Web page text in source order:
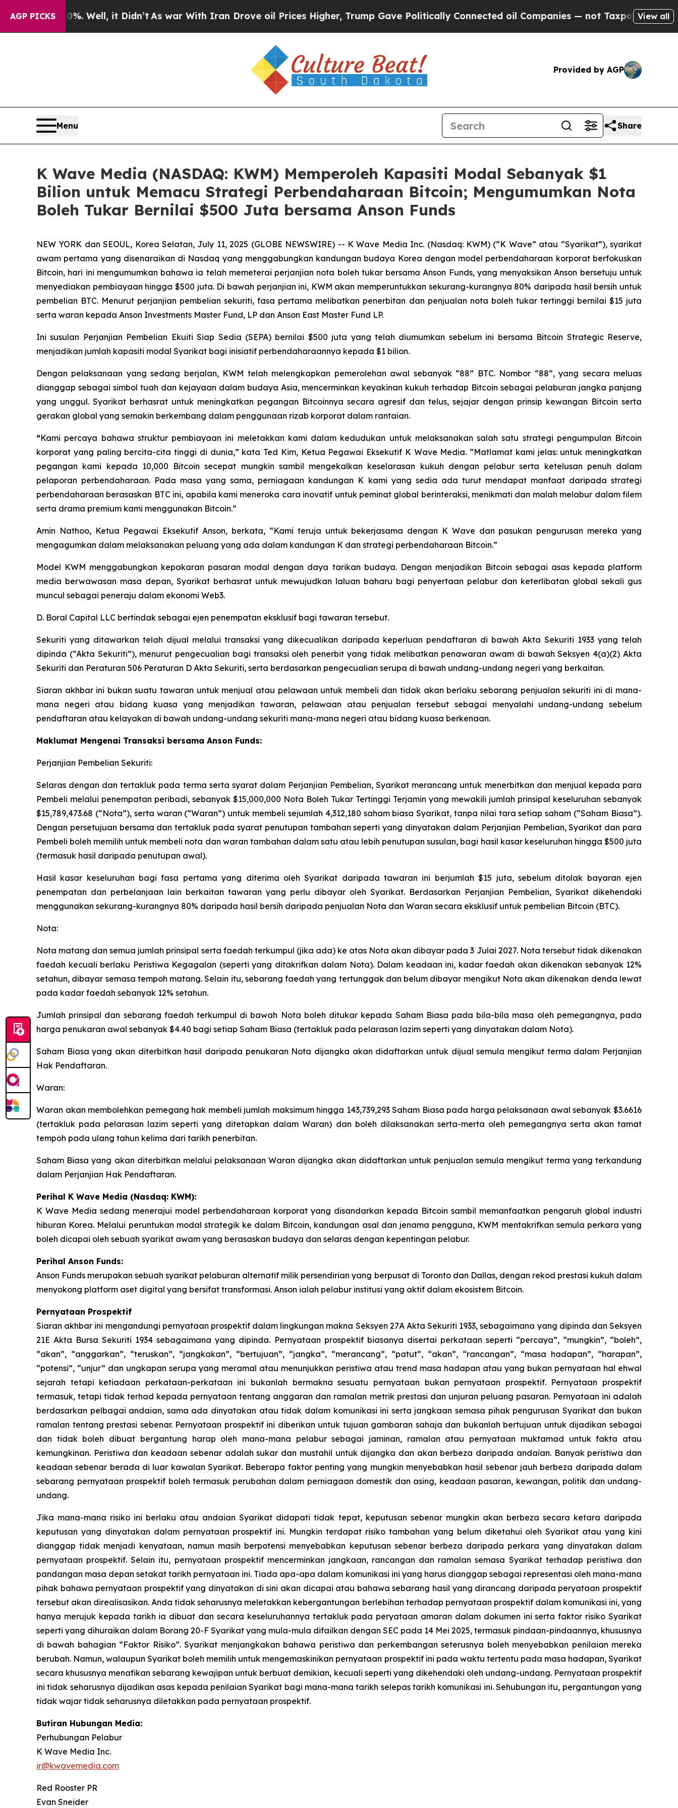
AGP PICKS
40%. Well, it Didn’tAs war With Iran Drove oil Prices Higher, Trump Gave Politically Connected oil Companies — not Taxpayers — the Chance
View all
Provided by AGP
Menu Share
K Wave Media (NASDAQ: KWM) Memperoleh Kapasiti Modal Sebanyak $1
Bilion untuk Memacu Strategi Perbendaharaan Bitcoin; Mengumumkan Nota
Boleh Tukar Bernilai $500 Juta bersama Anson Funds
NEW YORK dan SEOUL, Korea Selatan, July 11, 2025 (GLOBE NEWSWIRE) -- K Wave Media Inc. (Nasdaq: KWM) (“K Wave” atau “Syarikat”), syarikat
awam pertama yang disenaraikan di Nasdaq yang menggabungkan kandungan budaya Korea dengan model perbendaharaan korporat berfokuskan
Bitcoin, hari ini mengumumkan bahawa ia telah memeterai perjanjian nota boleh tukar bersama Anson Funds, yang menyaksikan Anson bersetuju untuk
menyediakan pembiayaan hingga $500 juta. Di bawah perjanjian ini, KWM akan memperuntukkan sekurang-kurangnya 80% daripada hasil bersih untuk
pembelian BTC. Menurut perjanjian pembelian sekuriti, fasa pertama melibatkan penerbitan dan penjualan nota boleh tukar tertinggi bernilai $15 juta
serta waran kepada Anson Investments Master Fund, LP dan Anson East Master Fund LP.
Ini susulan Perjanjian Pembelian Ekuiti Siap Sedia (SEPA) bernilai $500 juta yang telah diumumkan sebelum ini bersama Bitcoin Strategic Reserve,
menjadikan jumlah kapasiti modal Syarikat bagi inisiatif perbendaharaannya kepada $1 bilion.
Dengan pelaksanaan yang sedang berjalan, KWM telah melengkapkan pemerolehan awal sebanyak “88” BTC. Nombor “88”, yang secara meluas
dianggap sebagai simbol tuah dan kejayaan dalam budaya Asia, mencerminkan keyakinan kukuh terhadap Bitcoin sebagai pelaburan jangka panjang
yang unggul. Syarikat berhasrat untuk meningkatkan pegangan Bitcoinnya secara agresif dan telus, sejajar dengan prinsip kewangan Bitcoin serta
gerakan global yang semakin berkembang dalam penggunaan rizab korporat dalam rantaian.
“Kami percaya bahawa struktur pembiayaan ini meletakkan kami dalam kedudukan untuk melaksanakan salah satu strategi pengumpulan Bitcoin
korporat yang paling bercita-cita tinggi di dunia,” kata Ted Kim, Ketua Pegawai Eksekutif K Wave Media. “Matlamat kami jelas: untuk meningkatkan
pegangan kami kepada 10,000 Bitcoin secepat mungkin sambil mengekalkan keselarasan kukuh dengan pelabur serta ketelusan penuh dalam
pelaporan perbendaharaan. Pada masa yang sama, perniagaan kandungan K kami yang sedia ada turut mendapat manfaat daripada strategi
perbendaharaan berasaskan BTC ini, apabila kami meneroka cara inovatif untuk peminat global berinteraksi, menikmati dan malah melabur dalam filem
serta drama premium kami menggunakan Bitcoin.”
Amin Nathoo, Ketua Pegawai Eksekutif Anson, berkata, “Kami teruja untuk bekerjasama dengan K Wave dan pasukan pengurusan mereka yang
mengagumkan dalam melaksanakan peluang yang ada dalam kandungan K dan strategi perbendaharaan Bitcoin.”
Model KWM menggabungkan kepakaran pasaran modal dengan daya tarikan budaya. Dengan menjadikan Bitcoin sebagai asas kepada platform
media berwawasan masa depan, Syarikat berhasrat untuk mewujudkan laluan baharu bagi penyertaan pelabur dan keterlibatan global sekali gus
muncul sebagai peneraju dalam ekonomi Web3.
D. Boral Capital LLC bertindak sebagai ejen penempatan eksklusif bagi tawaran tersebut.
Sekuriti yang ditawarkan telah dijual melalui transaksi yang dikecualikan daripada keperluan pendaftaran di bawah Akta Sekuriti 1933 yang telah
dipinda (“Akta Sekuriti”), menurut pengecualian bagi transaksi oleh penerbit yang tidak melibatkan penawaran awam di bawah Seksyen 4(a)(2) Akta
Sekuriti dan Peraturan 506 Peraturan D Akta Sekuriti, serta berdasarkan pengecualian serupa di bawah undang-undang negeri yang berkaitan.
Siaran akhbar ini bukan suatu tawaran untuk menjual atau pelawaan untuk membeli dan tidak akan berlaku sebarang penjualan sekuriti ini di mana-
mana negeri atau bidang kuasa yang menjadikan tawaran, pelawaan atau penjualan tersebut sebagai menyalahi undang-undang sebelum
pendaftaran atau kelayakan di bawah undang-undang sekuriti mana-mana negeri atau bidang kuasa berkenaan.
Maklumat Mengenai Transaksi bersama Anson Funds:
Perjanjian Pembelian Sekuriti:
Selaras dengan dan tertakluk pada terma serta syarat dalam Perjanjian Pembelian, Syarikat merancang untuk menerbitkan dan menjual kepada para
Pembeli melalui penempatan peribadi, sebanyak $15,000,000 Nota Boleh Tukar Tertinggi Terjamin yang mewakili jumlah prinsipal keseluruhan sebanyak
$15,789,473.68 (“Nota”), serta waran (“Waran”) untuk membeli sejumlah 4,312,180 saham biasa Syarikat, tanpa nilai tara setiap saham (“Saham Biasa”).
Dengan persetujuan bersama dan tertakluk pada syarat penutupan tambahan seperti yang dinyatakan dalam Perjanjian Pembelian, Syarikat dan para
Pembeli boleh memilih untuk membeli nota dan waran tambahan dalam satu atau lebih penutupan susulan, bagi hasil kasar keseluruhan hingga $500 juta
(termasuk hasil daripada penutupan awal).
Hasil kasar keseluruhan bagi fasa pertama yang diterima oleh Syarikat daripada tawaran ini berjumlah $15 juta, sebelum ditolak bayaran ejen
penempatan dan perbelanjaan lain berkaitan tawaran yang perlu dibayar oleh Syarikat. Berdasarkan Perjanjian Pembelian, Syarikat dikehendaki
menggunakan sekurang-kurangnya 80% daripada hasil bersih daripada penjualan Nota dan Waran secara eksklusif untuk pembelian Bitcoin (BTC).
Nota:
Nota matang dan semua jumlah prinsipal serta faedah terkumpul (jika ada) ke atas Nota akan dibayar pada 3 Julai 2027. Nota tersebut tidak dikenakan
faedah kecuali berlaku Peristiwa Kegagalan (seperti yang ditakrifkan dalam Nota). Dalam keadaan ini, kadar faedah akan dikenakan sebanyak 12%
setahun, dibayar semasa tempoh matang. Selain itu, sebarang faedah yang tertunggak dan belum dibayar mengikut Nota akan dikenakan denda lewat
pada kadar faedah sebanyak 12% setahun.
Jumlah prinsipal dan sebarang faedah terkumpul di bawah Nota boleh ditukar kepada Saham Biasa pada bila-bila masa oleh pemegangnya, pada
harga penukaran awal sebanyak $4.40 bagi setiap Saham Biasa (tertakluk pada pelarasan lazim seperti yang dinyatakan dalam Nota).
Saham Biasa yang akan diterbitkan hasil daripada penukaran Nota dijangka akan didaftarkan untuk dijual semula mengikut terma dalam Perjanjian
Hak Pendaftaran.
Waran:
Waran akan membolehkan pemegang hak membeli jumlah maksimum hingga 143,739,293 Saham Biasa pada harga pelaksanaan awal sebanyak $3.6616
(tertakluk pada pelarasan lazim seperti yang ditetapkan dalam Waran) dan boleh dilaksanakan serta-merta oleh pemegangnya serta akan tamat
tempoh pada ulang tahun kelima dari tarikh penerbitan.
Saham Biasa yang akan diterbitkan melalui pelaksanaan Waran dijangka akan didaftarkan untuk penjualan semula mengikut terma yang terkandung
dalam Perjanjian Hak Pendaftaran.
Perihal K Wave Media (Nasdaq: KWM):
K Wave Media sedang menerajui model perbendaharaan korporat yang disandarkan kepada Bitcoin sambil memanfaatkan pengaruh global industri
hiburan Korea. Melalui peruntukan modal strategik ke dalam Bitcoin, kandungan asal dan jenama pengguna, KWM mentakrifkan semula perkara yang
boleh dicapai oleh sebuah syarikat awam yang berasaskan budaya dan selaras dengan kepentingan pelabur.
Perihal Anson Funds:
Anson Funds merupakan sebuah syarikat pelaburan alternatif milik persendirian yang berpusat di Toronto dan Dallas, dengan rekod prestasi kukuh dalam
menyokong platform aset digital yang bersifat transformasi. Anson ialah pelabur institusi yang aktif dalam ekosistem Bitcoin.
Pernyataan Prospektif
Siaran akhbar ini mengandungi pernyataan prospektif dalam lingkungan makna Seksyen 27A Akta Sekuriti 1933, sebagaimana yang dipinda dan Seksyen
21E Akta Bursa Sekuriti 1934 sebagaimana yang dipinda. Pernyataan prospektif biasanya disertai perkataan seperti “percaya”, “mungkin”, “boleh”,
“akan”, “anggarkan”, “teruskan”, “jangkakan”, “bertujuan”, “jangka”, “merancang”, “patut”, “akan”, “rancangan”, “masa hadapan”, “harapan”,
“potensi”, “unjur” dan ungkapan serupa yang meramal atau menunjukkan peristiwa atau trend masa hadapan atau yang bukan pernyataan hal ehwal
sejarah tetapi ketiadaan perkataan-perkataan ini bukanlah bermakna sesuatu pernyataan bukan pernyataan prospektif. Pernyataan prospektif
termasuk, tetapi tidak terhad kepada pernyataan tentang anggaran dan ramalan metrik prestasi dan unjuran peluang pasaran. Pernyataan ini adalah
berdasarkan pelbagai andaian, sama ada dinyatakan atau tidak dalam komunikasi ini serta jangkaan semasa pihak pengurusan Syarikat dan bukan
ramalan tentang prestasi sebenar. Pernyataan prospektif ini diberikan untuk tujuan gambaran sahaja dan bukanlah bertujuan untuk dijadikan sebagai
dan tidak boleh dibuat bergantung harap oleh mana-mana pelabur sebagai jaminan, ramalan atau pernyataan muktamad untuk fakta atau
kemungkinan. Peristiwa dan keadaan sebenar adalah sukar dan mustahil untuk dijangka dan akan berbeza daripada andaian. Banyak peristiwa dan
keadaan sebenar berada di luar kawalan Syarikat. Beberapa faktor penting yang mungkin menyebabkan hasil sebenar jauh berbeza daripada dalam
sebarang pernyataan prospektif boleh termasuk perubahan dalam perniagaan domestik dan asing, keadaan pasaran, kewangan, politik dan undang-
undang.
Jika mana-mana risiko ini berlaku atau andaian Syarikat didapati tidak tepat, keputusan sebenar mungkin akan berbeza secara ketara daripada
keputusan yang dinyatakan dalam pernyataan prospektif ini. Mungkin terdapat risiko tambahan yang belum diketahui oleh Syarikat atau yang kini
dianggap tidak menjadi kenyataan, namun masih berpotensi menyebabkan keputusan sebenar berbeza daripada perkara yang dinyatakan dalam
pernyataan prospektif. Selain itu, pernyataan prospektif mencerminkan jangkaan, rancangan dan ramalan semasa Syarikat terhadap peristiwa dan
pandangan masa depan setakat tarikh pernyataan ini. Tiada apa-apa dalam komunikasi ini yang harus dianggap sebagai representasi oleh mana-mana
pihak bahawa pernyataan prospektif yang dinyatakan di sini akan dicapai atau bahawa sebarang hasil yang dirancang daripada peryataan prospektif
tersebut akan direalisasikan. Anda tidak seharusnya meletakkan kebergantungan berlebihan terhadap pernyataan prospektif dalam komunikasi ini, yang
hanya merujuk kepada tarikh ia dibuat dan secara keseluruhannya tertakluk pada peryataan amaran dalam dokumen ini serta faktor risiko Syarikat
seperti yang dihuraikan dalam Borang 20-F Syarikat yang mula-mula difailkan dengan SEC pada 14 Mei 2025, termasuk pindaan-pindaannya, khususnya
di bawah bahagian “Faktor Risiko”. Syarikat menjangkakan bahawa peristiwa dan perkembangan seterusnya boleh menyebabkan penilaian mereka
berubah. Namun, walaupun Syarikat boleh memilih untuk mengemaskinikan pernyataan prospektif ini pada waktu tertentu pada masa hadapan, Syarikat
secara khususnya menafikan sebarang kewajipan untuk berbuat demikian, kecuali seperti yang dikehendaki oleh undang-undang. Pernyataan prospektif
ini tidak seharusnya dijadikan asas kepada penilaian Syarikat bagi mana-mana tarikh selepas tarikh komunikasi ini. Sehubungan itu, pergantungan yang
tidak wajar tidak seharusnya diletakkan pada pernyataan prospektif.
Butiran Hubungan Media:
Perhubungan Pelabur
K Wave Media Inc.
ir@kwavemedia.com
Red Rooster PR
Evan Sneider